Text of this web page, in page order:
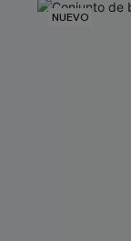
NUEVO